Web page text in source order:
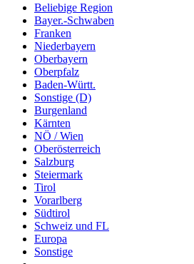
Beliebige Region
Bayer.-Schwaben
Franken
Niederbayern
Oberbayern
Oberpfalz
Baden-Württ.
Sonstige (D)
Burgenland
Kärnten
NÖ / Wien
Oberösterreich
Salzburg
Steiermark
Tirol
Vorarlberg
Südtirol
Schweiz und FL
Europa
Sonstige